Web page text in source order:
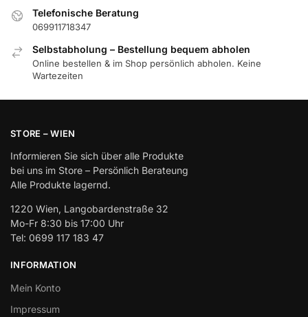
Telefonische Beratung
069911718347
Selbstabholung – Bestellung bequem abholen
Online bestellen & im Shop persönlich abholen. Keine
Wartezeiten
STORE – WIEN
Informieren Sie sich über alle Produkte
bei uns im Store – Persönlich Berateung
Alle Produkte lagernd.
1220 Wien, Langobardenstraße 32
Mo-Fr 8:30 bis 17:00 Uhr
Tel: 0699 117 183 47
INFORMATION
Mein Konto
Impressum